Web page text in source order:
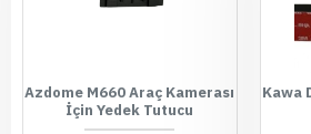
Azdome M660 Araç Kamerası
İçin Yedek Tutucu
Kawa